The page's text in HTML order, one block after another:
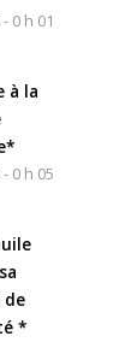
0 h 01
à la
0 h 05
de
*